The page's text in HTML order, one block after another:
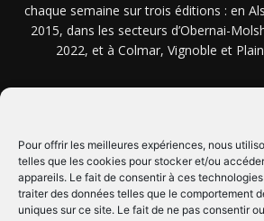
Pour offrir les meilleures expériences, nous
telles que les cookies pour stocker et/ou
appareils. Le fait de consentir à ces
traiter des données telles que le comportement
uniques sur ce site. Le fait de ne pas consentir
chaque semaine sur trois éditions : en
2015, dans les secteurs d’Obernai-
2022, et à Colmar, Vignoble et
CLIQUEZ ICI !